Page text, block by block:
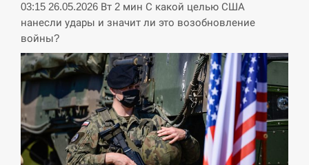
СЕРПЕНЬ
15:10
Іспанія попросила партнерів не критикувати
Марокко через міграційну кризу –…
СЕРПЕНЬ
15:00
РФ провела новий раунд таємних зустрічей з
Європою щодо війни…
03:15 26.05.2026 Вт 2 мин С какой целью США
нанесли удары и значит ли это возобновление
войны?